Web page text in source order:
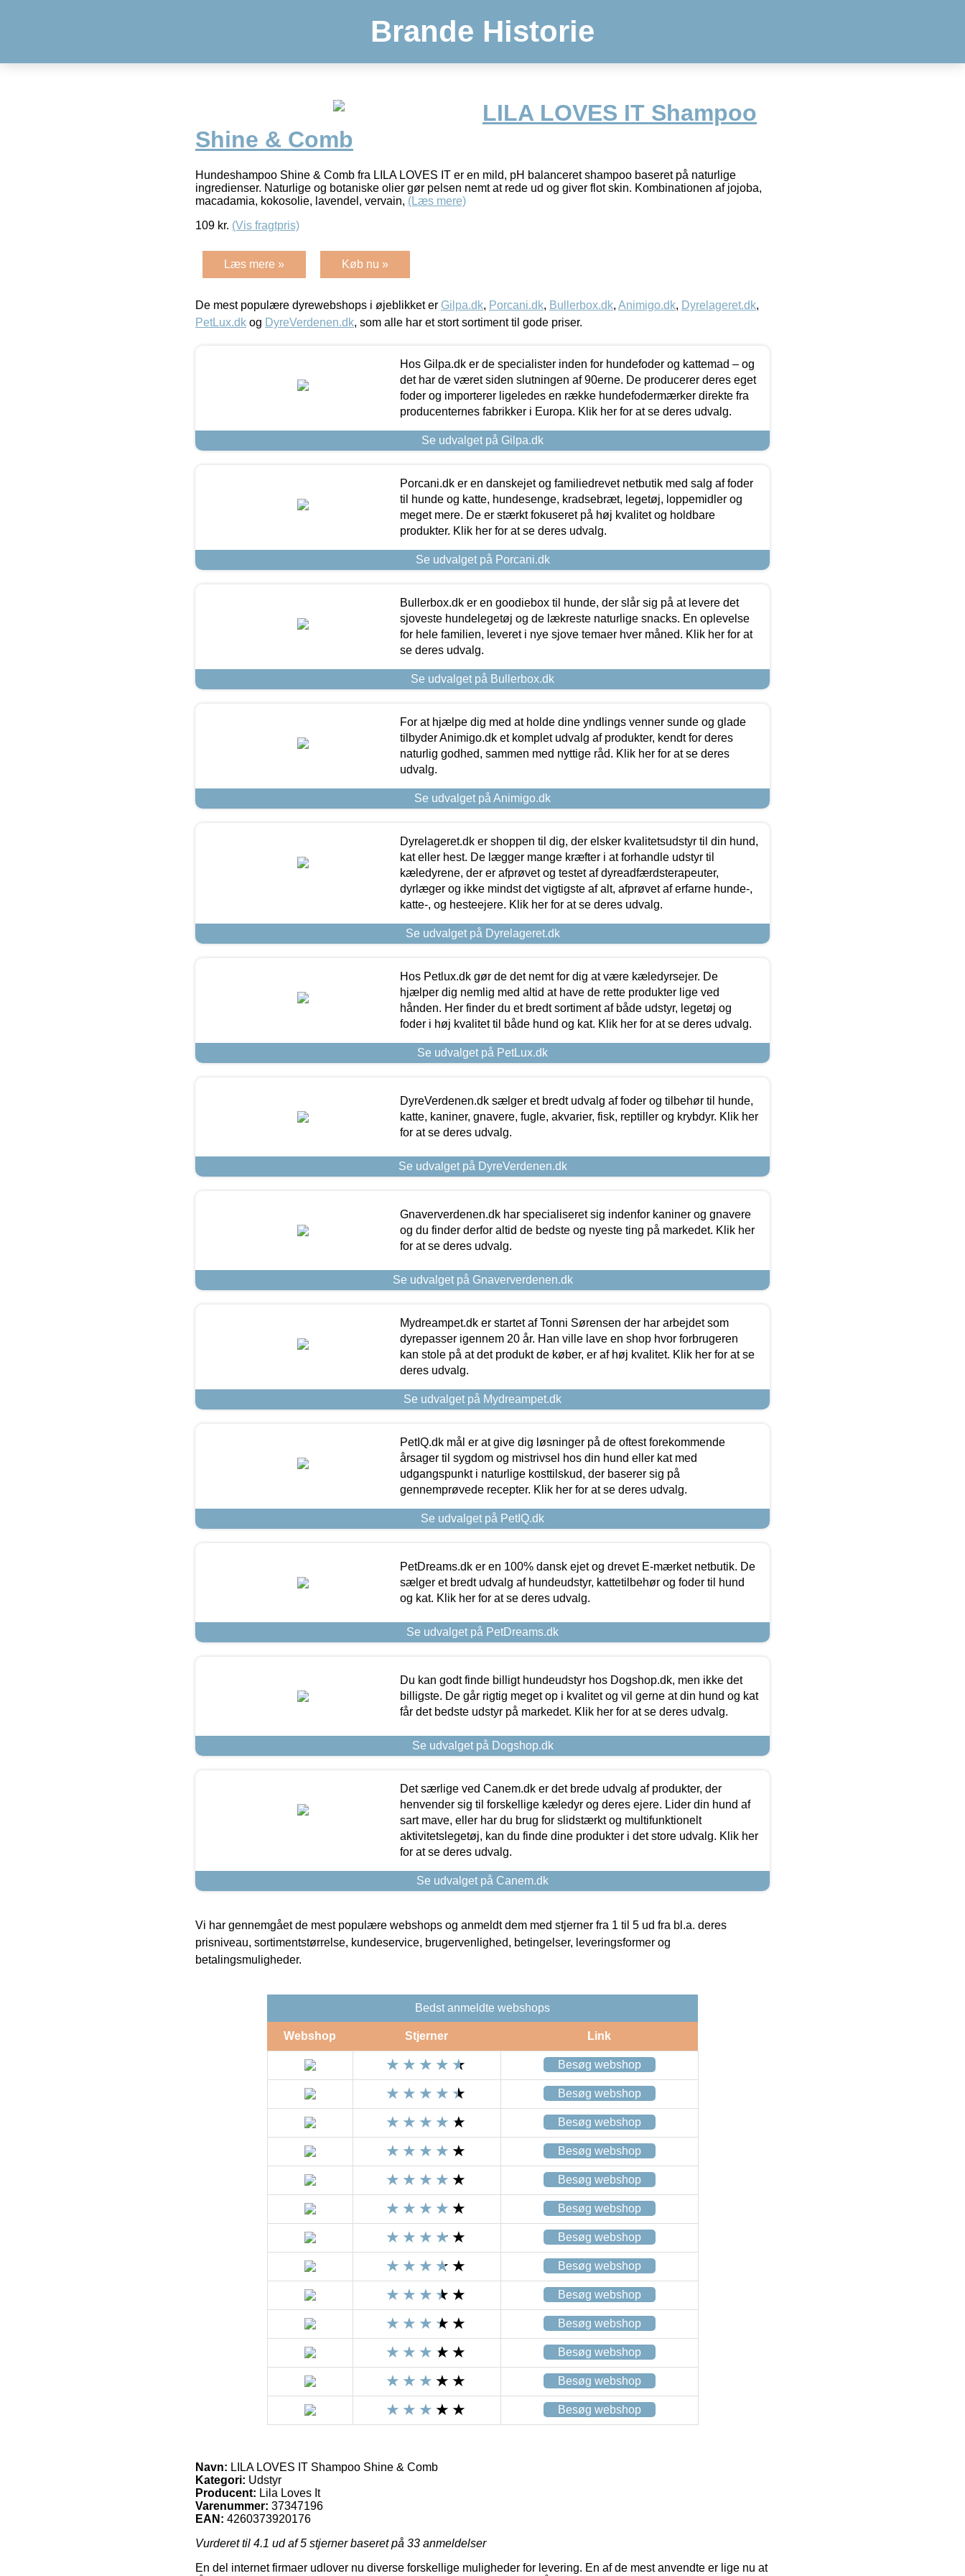
Brande Historie
LILA LOVES IT Shampoo
Shine & Comb
Hundeshampoo Shine & Comb fra LILA LOVES IT er en mild, pH balanceret shampoo baseret på naturlige
ingredienser. Naturlige og botaniske olier gør pelsen nemt at rede ud og giver flot skin. Kombinationen af jojoba,
macadamia, kokosolie, lavendel, vervain, (Læs mere)
109 kr. (Vis fragtpris)
Læs mere » Køb nu »
De mest populære dyrewebshops i øjeblikket er Gilpa.dk, Porcani.dk, Bullerbox.dk, Animigo.dk, Dyrelageret.dk,
PetLux.dk og DyreVerdenen.dk, som alle har et stort sortiment til gode priser.
Hos Gilpa.dk er de specialister inden for hundefoder og kattemad – og
det har de været siden slutningen af 90erne. De producerer deres eget
foder og importerer ligeledes en række hundefodermærker direkte fra
producenternes fabrikker i Europa. Klik her for at se deres udvalg.
Se udvalget på Gilpa.dk
Porcani.dk er en danskejet og familiedrevet netbutik med salg af foder
til hunde og katte, hundesenge, kradsebræt, legetøj, loppemidler og
meget mere. De er stærkt fokuseret på høj kvalitet og holdbare
produkter. Klik her for at se deres udvalg.
Se udvalget på Porcani.dk
Bullerbox.dk er en goodiebox til hunde, der slår sig på at levere det
sjoveste hundelegetøj og de lækreste naturlige snacks. En oplevelse
for hele familien, leveret i nye sjove temaer hver måned. Klik her for at
se deres udvalg.
Se udvalget på Bullerbox.dk
For at hjælpe dig med at holde dine yndlings venner sunde og glade
tilbyder Animigo.dk et komplet udvalg af produkter, kendt for deres
naturlig godhed, sammen med nyttige råd. Klik her for at se deres
udvalg.
Se udvalget på Animigo.dk
Dyrelageret.dk er shoppen til dig, der elsker kvalitetsudstyr til din hund,
kat eller hest. De lægger mange kræfter i at forhandle udstyr til
kæledyrene, der er afprøvet og testet af dyreadfærdsterapeuter,
dyrlæger og ikke mindst det vigtigste af alt, afprøvet af erfarne hunde-,
katte-, og hesteejere. Klik her for at se deres udvalg.
Se udvalget på Dyrelageret.dk
Hos Petlux.dk gør de det nemt for dig at være kæledyrsejer. De
hjælper dig nemlig med altid at have de rette produkter lige ved
hånden. Her finder du et bredt sortiment af både udstyr, legetøj og
foder i høj kvalitet til både hund og kat. Klik her for at se deres udvalg.
Se udvalget på PetLux.dk
DyreVerdenen.dk sælger et bredt udvalg af foder og tilbehør til hunde,
katte, kaniner, gnavere, fugle, akvarier, fisk, reptiller og krybdyr. Klik her
for at se deres udvalg.
Se udvalget på DyreVerdenen.dk
Gnaververdenen.dk har specialiseret sig indenfor kaniner og gnavere
og du finder derfor altid de bedste og nyeste ting på markedet. Klik her
for at se deres udvalg.
Se udvalget på Gnaververdenen.dk
Mydreampet.dk er startet af Tonni Sørensen der har arbejdet som
dyrepasser igennem 20 år. Han ville lave en shop hvor forbrugeren
kan stole på at det produkt de køber, er af høj kvalitet. Klik her for at se
deres udvalg.
Se udvalget på Mydreampet.dk
PetIQ.dk mål er at give dig løsninger på de oftest forekommende
årsager til sygdom og mistrivsel hos din hund eller kat med
udgangspunkt i naturlige kosttilskud, der baserer sig på
gennemprøvede recepter. Klik her for at se deres udvalg.
Se udvalget på PetIQ.dk
PetDreams.dk er en 100% dansk ejet og drevet E-mærket netbutik. De
sælger et bredt udvalg af hundeudstyr, kattetilbehør og foder til hund
og kat. Klik her for at se deres udvalg.
Se udvalget på PetDreams.dk
Du kan godt finde billigt hundeudstyr hos Dogshop.dk, men ikke det
billigste. De går rigtig meget op i kvalitet og vil gerne at din hund og kat
får det bedste udstyr på markedet. Klik her for at se deres udvalg.
Se udvalget på Dogshop.dk
Det særlige ved Canem.dk er det brede udvalg af produkter, der
henvender sig til forskellige kæledyr og deres ejere. Lider din hund af
sart mave, eller har du brug for slidstærkt og multifunktionelt
aktivitetslegetøj, kan du finde dine produkter i det store udvalg. Klik her
for at se deres udvalg.
Se udvalget på Canem.dk
Vi har gennemgået de mest populære webshops og anmeldt dem med stjerner fra 1 til 5 ud fra bl.a. deres
prisniveau, sortimentstørrelse, kundeservice, brugervenlighed, betingelser, leveringsformer og
betalingsmuligheder.
Bedst anmeldte webshops
Webshop Stjerner Link
Besøg webshop
Besøg webshop
Besøg webshop
Besøg webshop
Besøg webshop
Besøg webshop
Besøg webshop
Besøg webshop
Besøg webshop
Besøg webshop
Besøg webshop
Besøg webshop
Besøg webshop
Navn: LILA LOVES IT Shampoo Shine & Comb
Kategori: Udstyr
Producent: Lila Loves It
Varenummer: 37347196
EAN: 4260373920176
Vurderet til 4.1 ud af 5 stjerner baseret på 33 anmeldelser
En del internet firmaer udlover nu diverse forskellige muligheder for levering. En af de mest anvendte er lige nu at